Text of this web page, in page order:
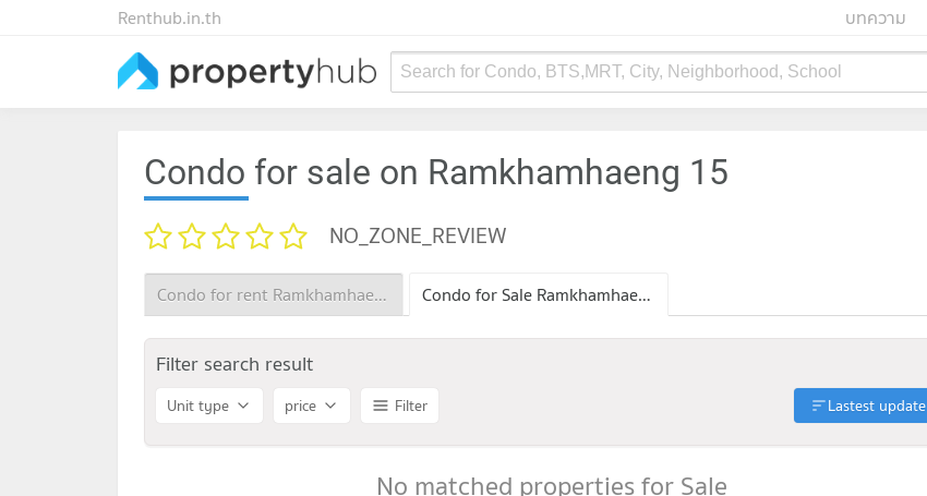
บทความ
Renthub.in.th
Search for Condo, BTS,MRT, City, Neighborhood, School
Condo for sale on Ramkhamhaeng 15
NO_ZONE_REVIEW
Condo for rent Ramkhamhaeng 15 Condo for Sale Ramkhamhaeng 15
Filter search result
Unit type price Filter Lastest update
No matched properties for Sale